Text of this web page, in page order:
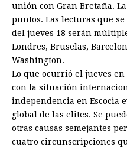
unión con Gran Bretaña.
puntos. Las lecturas que
del jueves 18 serán
Londres, Bruselas,
Washington.
Lo que ocurrió el jueves
con la situación
independencia en Escocia
global de las elites. Se
otras causas semejantes
cuatro circunscripciones